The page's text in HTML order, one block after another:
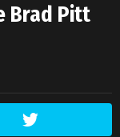
Brad Pitt